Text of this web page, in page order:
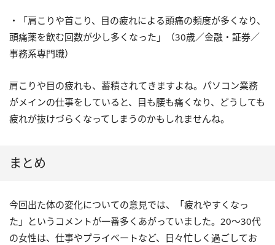
・「肩こりや首こり、目の疲れによる頭痛の頻度が多くなり、
頭痛薬を飲む回数が少し多くなった」（30歳／金融・証券／
事務系専門職）
肩こりや目の疲れも、蓄積されてきますよね。パソコン業務
がメインの仕事をしていると、目も腰も痛くなり、どうしても
疲れが抜けづらくなってしまうのかもしれませんね。
まとめ
今回出た体の変化についての意見では、「疲れやすくなっ
た」というコメントが一番多くあがっていました。20～30代
の女性は、仕事やプライベートなど、日々忙しく過ごしてお